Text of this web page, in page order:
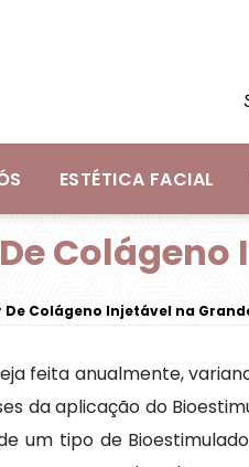
ESTÉTICA FACIAL
Colágeno
Colágeno Injetável na
feita anualmente,
da aplicação do
um tipo de